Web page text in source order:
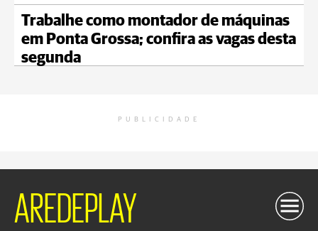
Trabalhe como montador de máquinas
em Ponta Grossa; confira as vagas desta
segunda
PUBLICIDADE
AREDEPLAY